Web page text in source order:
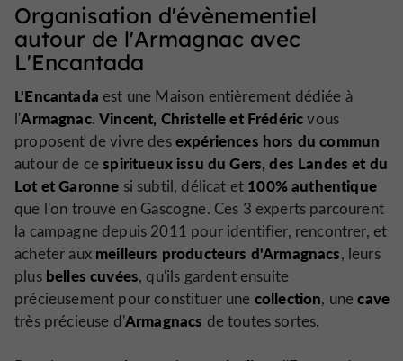
Organisation d'évènementiel
autour de l'Armagnac avec
L'Encantada
L'Encantada est une Maison entièrement dédiée à
l'Armagnac.Vincent, Christelle et Frédéricvous
proposent de vivre desexpériences hors du commun
autour de cespiritueux issu du Gers, des Landes et du
Lot etGaronne si subtil, délicat et 100% authentique
que l'on trouve en Gascogne. Ces 3 experts parcourent
la campagne depuis 2011 pour identifier, rencontrer, et
acheter aux meilleurs producteurs d'Armagnacs, leurs
plus belles cuvées, qu'ils gardent ensuite
précieusement pour constituer une collection, unecave
très précieuse d'Armagnacs de toutes sortes.